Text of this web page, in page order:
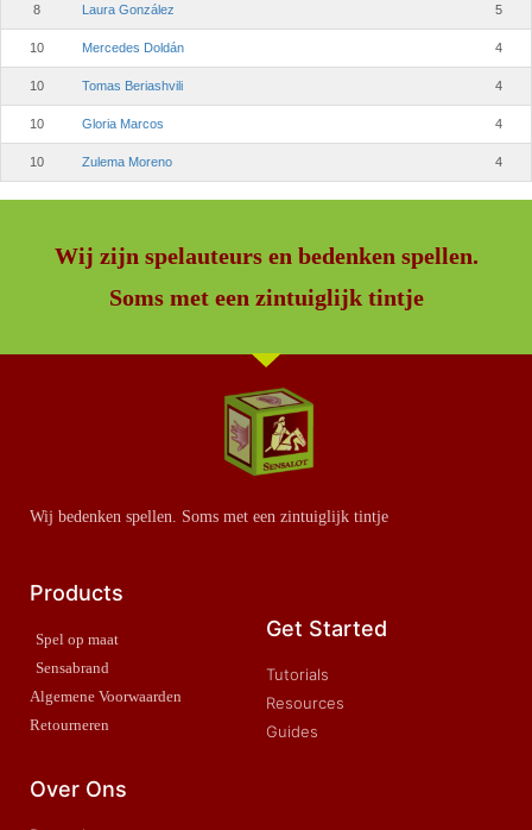
8 Laura González 5
10 Mercedes Doldán 4
10 Tomas Beriashvili 4
10 Gloria Marcos 4
10 Zulema Moreno 4
Wij zijn spelauteurs en bedenken spellen.
Soms met een zintuiglijk tintje
Wij bedenken spellen. Soms met een zintuiglijk tintje
Products
Spel op maat
Sensabrand
Algemene Voorwaarden
Retourneren
Get Started
Tutorials
Resources
Guides
Over Ons